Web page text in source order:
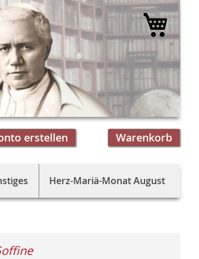
Warenkorb
erstellen
Mein
Herz-Mariä-Monat August